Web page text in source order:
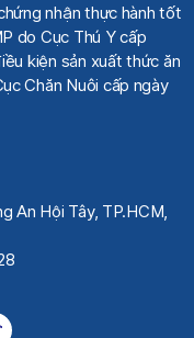
nhận thực hành tốt
do Cục Thú Y cấp
kiện sản xuất thức ăn
Chăn Nuôi cấp ngày
An Hội Tây, TP.HCM,